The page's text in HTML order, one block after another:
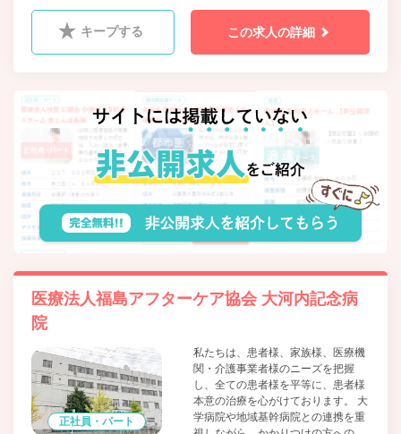
キープする この求人の詳細
医療法人福島アフターケア協会 大河内記念病
院
正社員・パート
私たちは、患者様、家族様、医療機
関・介護事業者様のニーズを把握
し、全ての患者様を平等に、患者様
本意の治療を心がけております。 大
学病院や地域基幹病院との連携を重